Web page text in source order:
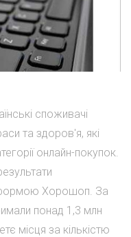
споживачі
та здоров'я, які
онлайн-покупок.
Хорошоп. За
понад 1,3 млн
місця за кількістю